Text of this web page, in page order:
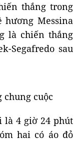
thắng trong
hương Messina
là chiến thắng
Segafredo sau
cuộc
là 4 giờ 24 phút
hai có áo đỏ